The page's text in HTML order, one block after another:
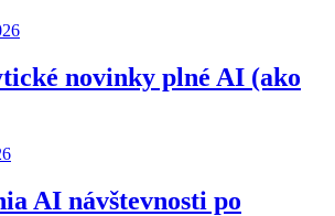
novinky plné AI (ako
AI návštevnosti po